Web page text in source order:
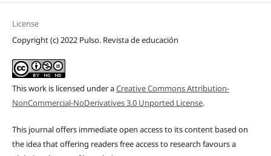
License
Copyright (c) 2022 Pulso. Revista de educación
This work is licensed under aCreative Commons Attribution-
NonCommercial-NoDerivatives 3.0 Unported License.
This journal offers immediate open access to its content based on
the idea that offering readers free access to research favours a